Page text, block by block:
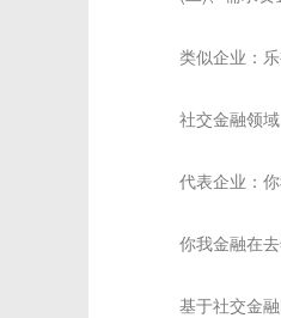
类似企业：乐
社交金融领域
代表企业：你
你我金融在去
基于社交金融